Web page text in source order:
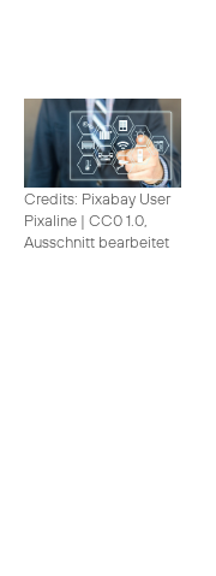
Credits: Pixabay User
Pixaline | CC0 1.0,
Ausschnitt bearbeitet